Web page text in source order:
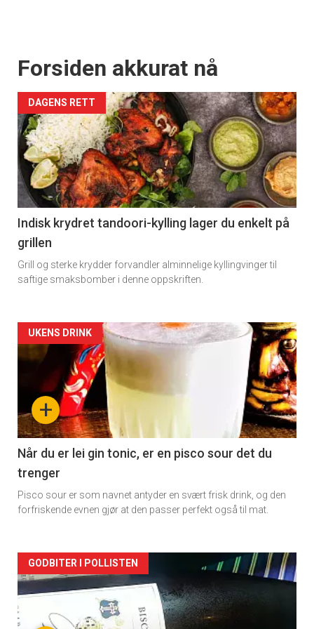
Forsiden akkurat nå
DAGENS RETT
Indisk krydret tandoori-kylling lager du enkelt på
grillen
Grill og sterke krydder forvandler alminnelige kyllingvinger til
saftige smaksbomber i denne oppskriften.
Forsiden
akkurat
nå
-
2
+
UKENS DRINK
Når du er lei gin tonic, er en pisco sour det du
trenger
Pisco sour er som navnet antyder en svært frisk drink, og den
forfriskende evnen gjør at den passer perfekt også til mat.
Forsiden
akkurat
GODBITER I POLLISTEN